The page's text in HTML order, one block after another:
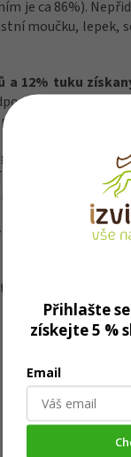
je ca 86%).
moučku, lepek,
12% tuku
se, čímž se
vhodná pro
pro štěně
tedy energie
nádob.
Přihlašte
získejte 5 %
Email